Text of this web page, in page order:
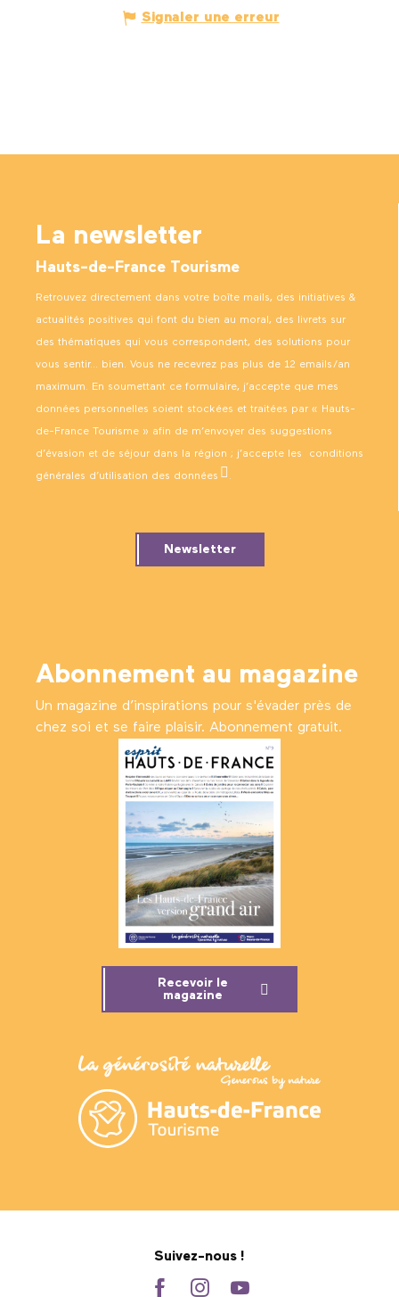
Signaler une erreur
La newsletter
Hauts-de-France Tourisme
Retrouvez directement dans votre boîte mails, des initiatives &
actualités positives qui font du bien au moral, des livrets sur
des thématiques qui vous correspondent, des solutions pour
vous sentir… bien. Vous ne recevrez pas plus de 12 emails/an
maximum. En soumettant ce formulaire, j’accepte que mes
données personnelles soient stockées et traitées par « Hauts-
de-France Tourisme » afin de m’envoyer des suggestions
d’évasion et de séjour dans la région ; j’accepte les conditions
générales d’utilisation des données .
Newsletter
Abonnement au magazine
Un magazine d’inspirations pour s'évader près de
chez soi et se faire plaisir. Abonnement gratuit.
Recevoir le
magazine
Suivez-nous !